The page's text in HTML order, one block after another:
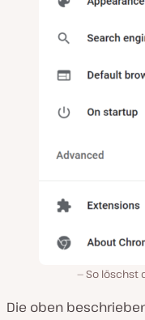
So löschst
Die oben